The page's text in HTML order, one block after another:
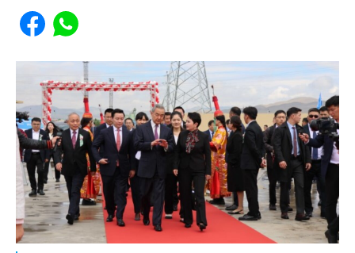
Share to Facebook
Share to WhatsApp